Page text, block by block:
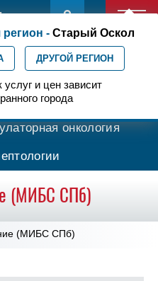
- Старый Оскол
ДРУГОЙ РЕГИОН
услуг и цен зависит
городатерапия
онкология
(МИБС СПб)
(МИБС СПб)